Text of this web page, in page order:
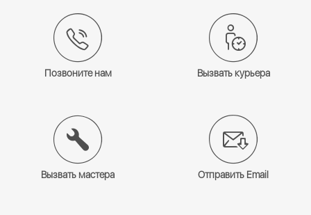
Позвоните нам Вызвать курьера
Вызвать мастера Отправить Email